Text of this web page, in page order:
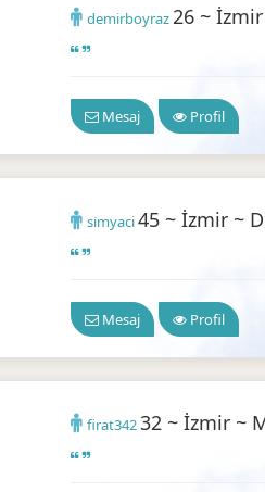
demirboyraz26 ~
Mesaj Profil
si̇myaci45 ~ İzmir ~
Mesaj Profil
firat34232 ~ İzmir ~